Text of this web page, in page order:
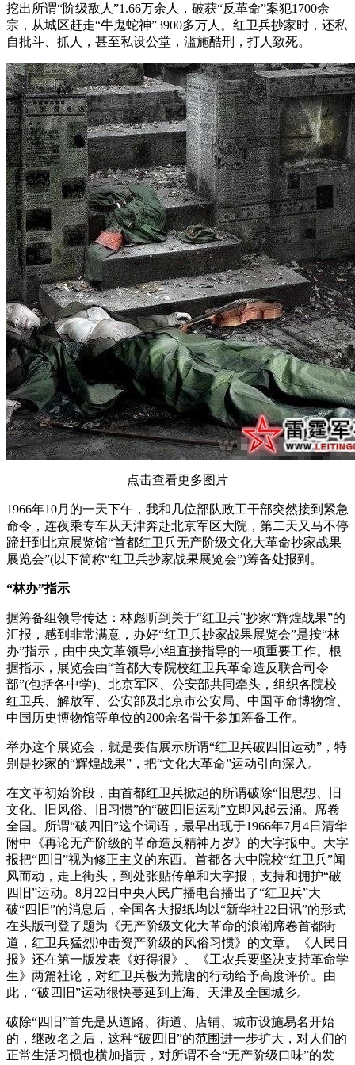
挖出所谓“阶级敌人”1.66万余人，破获“反革命”案犯1700余
宗，从城区赶走“牛鬼蛇神”3900多万人。红卫兵抄家时，还私
自批斗、抓人，甚至私设公堂，滥施酷刑，打人致死。
点击查看更多图片
1966年10月的一天下午，我和几位部队政工干部突然接到紧急
命令，连夜乘专车从天津奔赴北京军区大院，第二天又马不停
蹄赶到北京展览馆“首都红卫兵无产阶级文化大革命抄家战果
展览会”(以下简称“红卫兵抄家战果展览会”)筹备处报到。
“林办”指示
据筹备组领导传达：林彪听到关于“红卫兵”抄家“辉煌战果”的
汇报，感到非常满意，办好“红卫兵抄家战果展览会”是按“林
办”指示，由中央文革领导小组直接指导的一项重要工作。根
据指示，展览会由“首都大专院校红卫兵革命造反联合司令
部”(包括各中学)、北京军区、公安部共同牵头，组织各院校
红卫兵、解放军、公安部及北京市公安局、中国革命博物馆、
中国历史博物馆等单位的200余名骨干参加筹备工作。
举办这个展览会，就是要借展示所谓“红卫兵破四旧运动”，特
别是抄家的“辉煌战果”，把“文化大革命”运动引向深入。
在文革初始阶段，由首都红卫兵掀起的所谓破除“旧思想、旧
文化、旧风俗、旧习惯”的“破四旧运动”立即风起云涌。席卷
全国。所谓“破四旧”这个词语，最早出现于1966年7月4日清华
附中《再论无产阶级的革命造反精神万岁》的大字报中。大字
报把“四旧”视为修正主义的东西。首都各大中院校“红卫兵”闻
风而动，走上街头，到处张贴传单和大字报，支持和拥护“破
四旧”运动。8月22日中央人民广播电台播出了“红卫兵”大
破“四旧”的消息后，全国各大报纸均以“新华社22日讯”的形式
在头版刊登了题为《无产阶级文化大革命的浪潮席卷首都街
道，红卫兵猛烈冲击资产阶级的风俗习惯》的文章。《人民日
报》还在第一版发表《好得很》、《工农兵要坚决支持革命学
生》两篇社论，对红卫兵极为荒唐的行动给予高度评价。由
此，“破四旧”运动很快蔓延到上海、天津及全国城乡。
破除“四旧”首先是从道路、街道、店铺、城市设施易名开始
的，继改名之后，这种“破四旧”的范围进一步扩大，对人们的
正常生活习惯也横加指责，对所谓不合“无产阶级口味”的发